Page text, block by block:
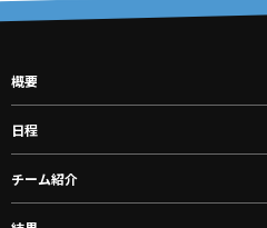
概要
日程
チーム紹介